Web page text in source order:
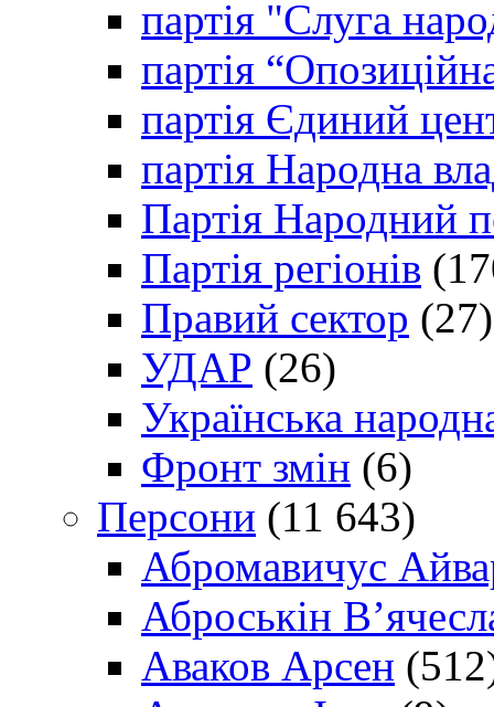
партія "Слуга
партія
партія Єдиний
партія Народна
Партія Народний
Партія регіонів
Правий сектор (27)
УДАР (26)
Українська
Фронт змін (6)
Персони (11 643)
Абромавичус
Аброськін
Аваков Арсен